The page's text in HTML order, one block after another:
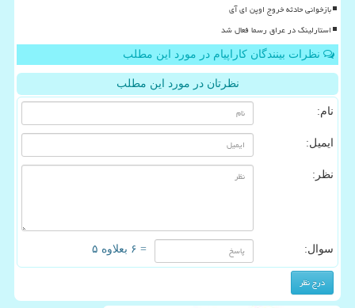
بازخوانی حادثه خروج اوپن ای آی
استارلینک در عراق رسما فعال شد
نظرات بینندگان کاراپیام در مورد این مطلب
نظرتان در مورد این مطلب
نام:
ایمیل:
نظر:
سوال: = ۶ بعلاوه ۵